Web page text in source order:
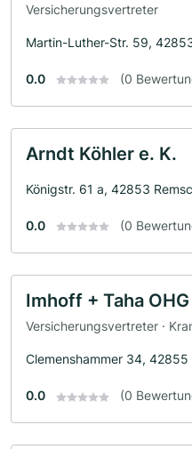
Versicherungsvertreter
Martin-Luther-Str. 59,
0.0 (0
Arndt Köhler e. K.
Königstr. 61 a, 42853
0.0 (0
Imhoff + Taha OHG
Versicherungsvertreter ·
Clemenshammer 34, 42855
0.0 (0